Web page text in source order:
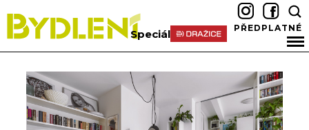
Speciál PŘEDPLATNÉ